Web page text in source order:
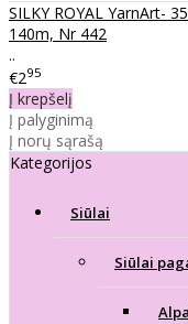
SILKY ROYAL YarnArt-
140m, Nr 442
..
€295
Į krepšelį
Į palyginimą
Į norų sąrašą
Kategorijos
Siūlai
Siūlai